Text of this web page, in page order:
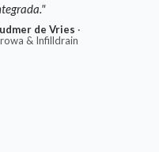
de Vries ·
& Infilldrain